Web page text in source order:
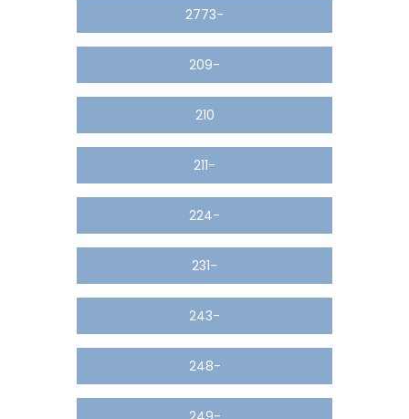
2773-
209-
210
211-
224-
231-
243-
248-